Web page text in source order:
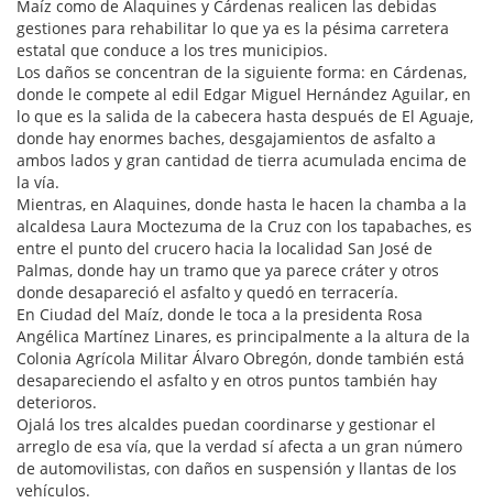
Maíz como de Alaquines y Cárdenas realicen las debidas
gestiones para rehabilitar lo que ya es la pésima carretera
estatal que conduce a los tres municipios.
Los daños se concentran de la siguiente forma: en Cárdenas,
donde le compete al edil Edgar Miguel Hernández Aguilar, en
lo que es la salida de la cabecera hasta después de El Aguaje,
donde hay enormes baches, desgajamientos de asfalto a
ambos lados y gran cantidad de tierra acumulada encima de
la vía.
Mientras, en Alaquines, donde hasta le hacen la chamba a la
alcaldesa Laura Moctezuma de la Cruz con los tapabaches, es
entre el punto del crucero hacia la localidad San José de
Palmas, donde hay un tramo que ya parece cráter y otros
donde desapareció el asfalto y quedó en terracería.
En Ciudad del Maíz, donde le toca a la presidenta Rosa
Angélica Martínez Linares, es principalmente a la altura de la
Colonia Agrícola Militar Álvaro Obregón, donde también está
desapareciendo el asfalto y en otros puntos también hay
deterioros.
Ojalá los tres alcaldes puedan coordinarse y gestionar el
arreglo de esa vía, que la verdad sí afecta a un gran número
de automovilistas, con daños en suspensión y llantas de los
vehículos.